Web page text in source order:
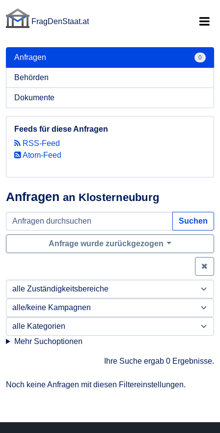
FragDenStaat.at
Anfragen an Klosterneuburg
Suchen
Anfrage wurde zurückgezogen
Mehr Suchoptionen
Ihre Suche ergab 0 Ergebnisse.
Noch keine Anfragen mit diesen Filtereinstellungen.
Anfragen 0
Behörden
Dokumente
Feeds für diese Anfragen
RSS-Feed
Atom-Feed